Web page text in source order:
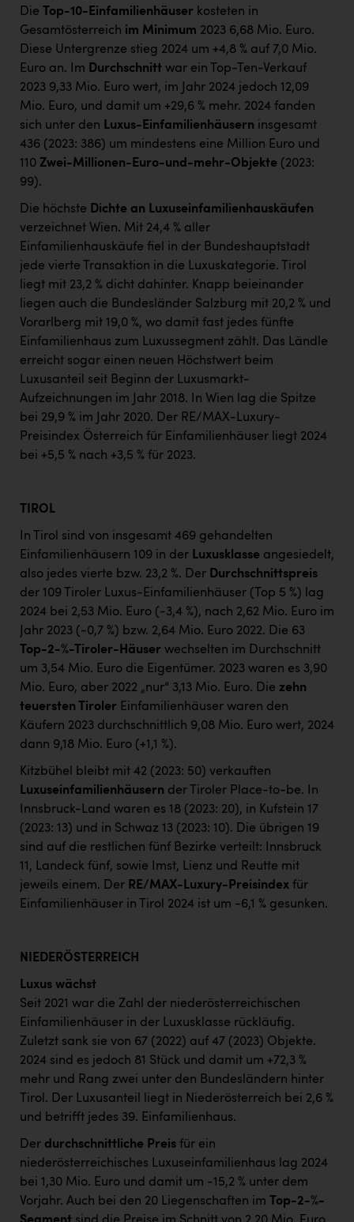
Die Top-10-Einfamilienhäuser kosteten in
Gesamtösterreich im Minimum 2023 6,68 Mio. Euro.
Diese Untergrenze stieg 2024 um +4,8 % auf 7,0 Mio.
Euro an. Im Durchschnitt war ein Top-Ten-Verkauf
2023 9,33 Mio. Euro wert, im Jahr 2024 jedoch 12,09
Mio. Euro, und damit um +29,6 % mehr. 2024 fanden
sich unter den Luxus-Einfamilienhäusern insgesamt
436 (2023: 386) um mindestens eine Million Euro und
110 Zwei-Millionen-Euro-und-mehr-Objekte (2023:
99).
Die höchste Dichte an Luxuseinfamilienhauskäufen
verzeichnet Wien. Mit 24,4 % aller
Einfamilienhauskäufe fiel in der Bundeshauptstadt
jede vierte Transaktion in die Luxuskategorie. Tirol
liegt mit 23,2 % dicht dahinter. Knapp beieinander
liegen auch die Bundesländer Salzburg mit 20,2 % und
Vorarlberg mit 19,0 %, wo damit fast jedes fünfte
Einfamilienhaus zum Luxussegment zählt. Das Ländle
erreicht sogar einen neuen Höchstwert beim
Luxusanteil seit Beginn der Luxusmarkt-
Aufzeichnungen im Jahr 2018. In Wien lag die Spitze
bei 29,9 % im Jahr 2020. Der RE/MAX-Luxury-
Preisindex Österreich für Einfamilienhäuser liegt 2024
bei +5,5 % nach +3,5 % für 2023.
TIROL
In Tirol sind von insgesamt 469 gehandelten
Einfamilienhäusern 109 in der Luxusklasse angesiedelt,
also jedes vierte bzw. 23,2 %. Der Durchschnittspreis
der 109 Tiroler Luxus-Einfamilienhäuser (Top 5 %) lag
2024 bei 2,53 Mio. Euro (-3,4 %), nach 2,62 Mio. Euro im
Jahr 2023 (-0,7 %) bzw. 2,64 Mio. Euro 2022. Die 63
Top-2-%-Tiroler-Häuser wechselten im Durchschnitt
um 3,54 Mio. Euro die Eigentümer. 2023 waren es 3,90
Mio. Euro, aber 2022 „nur“ 3,13 Mio. Euro. Die zehn
teuersten Tiroler Einfamilienhäuser waren den
Käufern 2023 durchschnittlich 9,08 Mio. Euro wert, 2024
dann 9,18 Mio. Euro (+1,1 %).
Kitzbühel bleibt mit 42 (2023: 50) verkauften
Luxuseinfamilienhäusern der Tiroler Place-to-be. In
Innsbruck-Land waren es 18 (2023: 20), in Kufstein 17
(2023: 13) und in Schwaz 13 (2023: 10). Die übrigen 19
sind auf die restlichen fünf Bezirke verteilt: Innsbruck
11, Landeck fünf, sowie Imst, Lienz und Reutte mit
jeweils einem. Der RE/MAX-Luxury-Preisindex für
Einfamilienhäuser in Tirol 2024 ist um -6,1 % gesunken.
NIEDERÖSTERREICH
Luxus wächst
Seit 2021 war die Zahl der niederösterreichischen
Einfamilienhäuser in der Luxusklasse rückläufig.
Zuletzt sank sie von 67 (2022) auf 47 (2023) Objekte.
2024 sind es jedoch 81 Stück und damit um +72,3 %
mehr und Rang zwei unter den Bundesländern hinter
Tirol. Der Luxusanteil liegt in Niederösterreich bei 2,6 %
und betrifft jedes 39. Einfamilienhaus.
Der durchschnittliche Preis für ein
niederösterreichisches Luxuseinfamilienhaus lag 2024
bei 1,30 Mio. Euro und damit um -15,2 % unter dem
Vorjahr. Auch bei den 20 Liegenschaften im Top-2-%-